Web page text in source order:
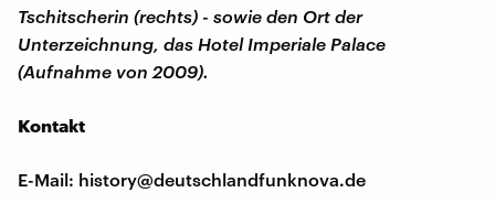
Tschitscherin (rechts) - sowie den Ort der
Unterzeichnung, das Hotel Imperiale Palace
(Aufnahme von 2009).
Kontakt
E-Mail: history@deutschlandfunknova.de